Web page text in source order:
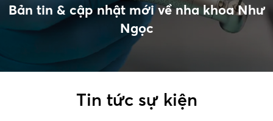
Bản tin & cập nhật mới về nha khoa Như
Ngọc
Tin tức sự kiện